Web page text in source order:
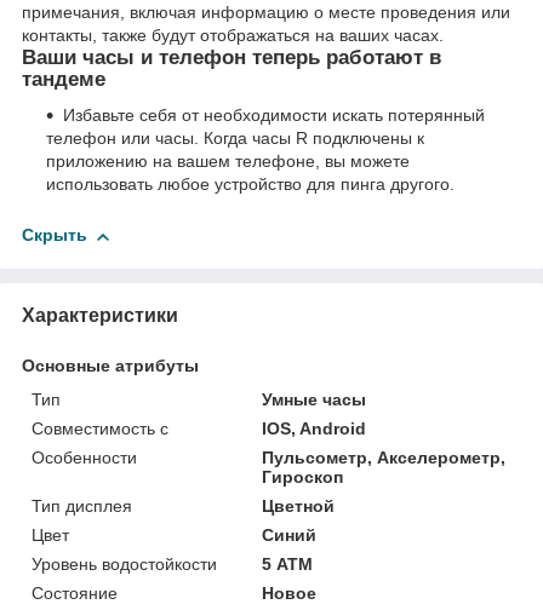
примечания, включая информацию о месте проведения или
контакты, также будут отображаться на ваших часах.
Ваши часы и телефон теперь работают в
тандеме
Избавьте себя от необходимости искать потерянный
телефон или часы. Когда часы R подключены к
приложению на вашем телефоне, вы можете
использовать любое устройство для пинга другого.
Скрыть
Характеристики
Основные атрибуты
Тип
Умные часы
Совместимость с
IOS, Android
Особенности
Пульсометр, Акселерометр,
Гироскоп
Тип дисплея
Цветной
Цвет
Синий
Уровень водостойкости
5 АТМ
Состояние
Новое